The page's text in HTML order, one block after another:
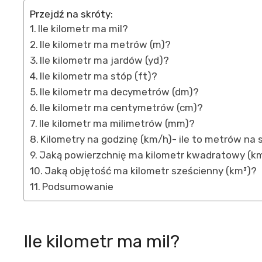
Przejdź na skróty:
Ile kilometr ma mil?
Ile kilometr ma metrów (m)?
Ile kilometr ma jardów (yd)?
Ile kilometr ma stóp (ft)?
Ile kilometr ma decymetrów (dm)?
Ile kilometr ma centymetrów (cm)?
Ile kilometr ma milimetrów (mm)?
Kilometry na godzinę (km/h)- ile to metrów na
Jaką powierzchnię ma kilometr kwadratowy
Jaką objętość ma kilometr sześcienny (km³)?
Podsumowanie
Ile kilometr ma mil?